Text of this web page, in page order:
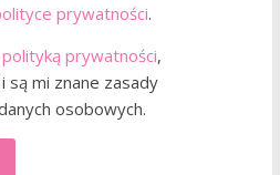
prywatności.
polityką prywatności,
i są mi znane zasady
osobowych.